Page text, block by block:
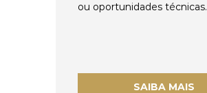
ou oportunidades técnicas.
SAIBA MAIS